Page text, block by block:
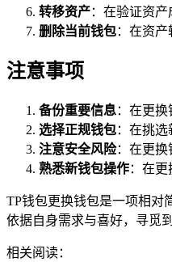
转移资产：在验证资
删除当前钱包：在资
注意事项
备份重要信息：在更
选择正规钱包：在挑
注意安全风险：在更换
熟悉新钱包操作：在
TP钱包更换钱包是一项相对
依据自身需求与喜好，寻觅
相关阅读：